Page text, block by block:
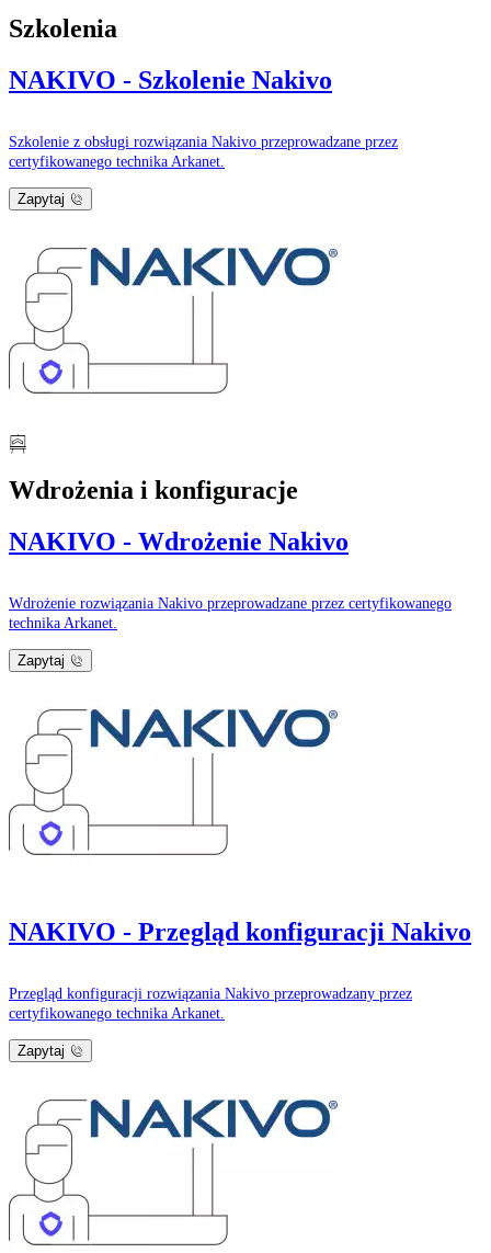
Szkolenia
NAKIVO - Szkolenie Nakivo
Szkolenie z obsługi rozwiązania Nakivo przeprowadzane przez
certyfikowanego technika Arkanet.
Zapytaj
Wdrożenia i konfiguracje
NAKIVO - Wdrożenie Nakivo
Wdrożenie rozwiązania Nakivo przeprowadzane przez certyfikowanego
technika Arkanet.
Zapytaj
NAKIVO - Przegląd konfiguracji Nakivo
Przegląd konfiguracji rozwiązania Nakivo przeprowadzany przez
certyfikowanego technika Arkanet.
Zapytaj